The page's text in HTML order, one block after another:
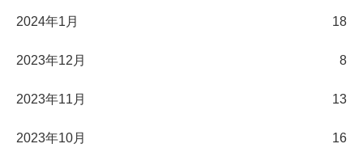
2024年1月 18
2023年12月 8
2023年11月 13
2023年10月 16